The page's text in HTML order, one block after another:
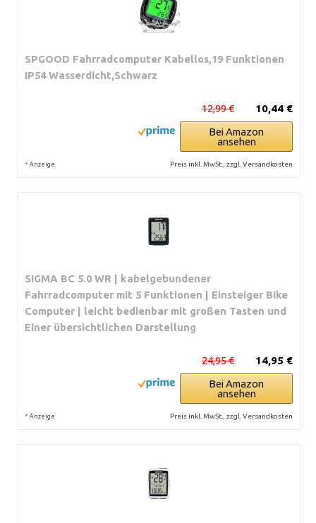
SPGOOD Fahrradcomputer Kabellos,19 Funktionen
IP54 Wasserdicht,Schwarz
10,44 €
12,99 €
Bei Amazon
ansehen
* Anzeige Preis inkl. MwSt., zzgl. Versandkosten
SIGMA BC 5.0 WR | kabelgebundener
Fahrradcomputer mit 5 Funktionen | Einsteiger Bike
Computer | leicht bedienbar mit großen Tasten und
Einer übersichtlichen Darstellung
14,95 €
24,95 €
Bei Amazon
ansehen
* Anzeige Preis inkl. MwSt., zzgl. Versandkosten